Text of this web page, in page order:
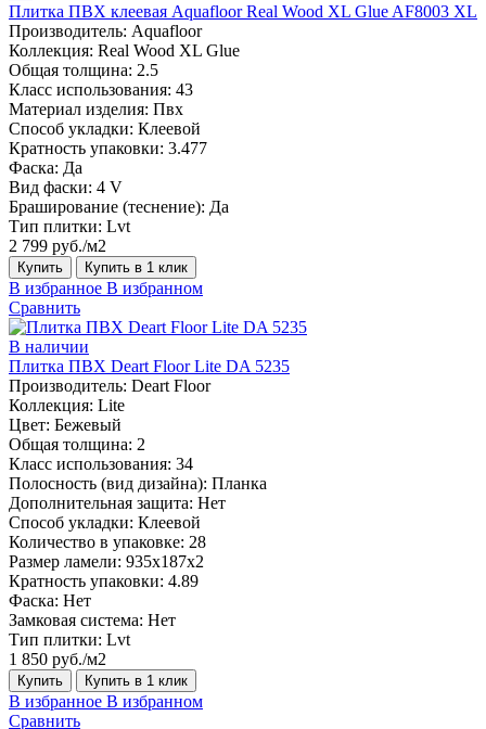
Плитка ПВХ клеевая Aquafloor Real Wood XL Glue AF8003 XL
Производитель: Aquafloor
Коллекция: Real Wood XL Glue
Общая толщина: 2.5
Класс использования: 43
Материал изделия: Пвх
Способ укладки: Клеевой
Кратность упаковки: 3.477
Фаска: Да
Вид фаски: 4 V
Браширование (теснение): Да
Тип плитки: Lvt
2 799 руб./м2
Купить Купить в 1 клик
В избранное В избранном
Сравнить
В наличии
Плитка ПВХ Deart Floor Lite DA 5235
Производитель: Deart Floor
Коллекция: Lite
Цвет: Бежевый
Общая толщина: 2
Класс использования: 34
Полосность (вид дизайна): Планка
Дополнительная защита: Нет
Способ укладки: Клеевой
Количество в упаковке: 28
Размер ламели: 935x187x2
Кратность упаковки: 4.89
Фаска: Нет
Замковая система: Нет
Тип плитки: Lvt
1 850 руб./м2
Купить Купить в 1 клик
В избранное В избранном
Сравнить